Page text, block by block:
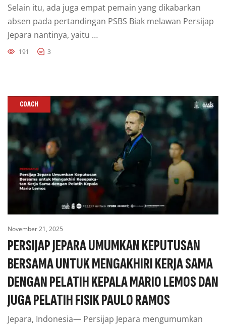
Selain itu, ada juga empat pemain yang dikabarkan
absen pada pertandingan PSBS Biak melawan Persijap
Jepara nantinya, yaitu …
191 3
COACH
November 21, 2025
PERSIJAP JEPARA UMUMKAN KEPUTUSAN
BERSAMA UNTUK MENGAKHIRI KERJA SAMA
DENGAN PELATIH KEPALA MARIO LEMOS DAN
JUGA PELATIH FISIK PAULO RAMOS
Jepara, Indonesia— Persijap Jepara mengumumkan